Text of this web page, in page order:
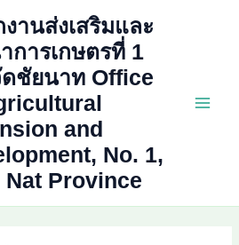
านส่งเสริมและ
ารเกษตรที่ 1
ดชัยนาท Office
and
No. 1,
Nat Province